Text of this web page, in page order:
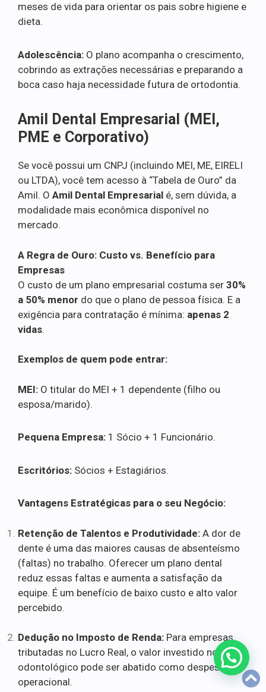
meses de vida para orientar os pais sobre higiene e
dieta.
Adolescência: O plano acompanha o crescimento,
cobrindo as extrações necessárias e preparando a
boca caso haja necessidade futura de ortodontia.
Amil Dental Empresarial (MEI,
PME e Corporativo)
Se você possui um CNPJ (incluindo MEI, ME, EIRELI
ou LTDA), você tem acesso à “Tabela de Ouro” da
Amil. O Amil Dental Empresarial é, sem dúvida, a
modalidade mais econômica disponível no
mercado.
A Regra de Ouro: Custo vs. Benefício para
Empresas
O custo de um plano empresarial costuma ser 30%
a 50% menor do que o plano de pessoa física. E a
exigência para contratação é mínima: apenas 2
vidas.
Exemplos de quem pode entrar:
MEI: O titular do MEI + 1 dependente (filho ou
esposa/marido).
Pequena Empresa: 1 Sócio + 1 Funcionário.
Escritórios: Sócios + Estagiários.
Vantagens Estratégicas para o seu Negócio:
Retenção de Talentos e Produtividade: A dor de
dente é uma das maiores causas de absenteísmo
(faltas) no trabalho. Oferecer um plano dental
reduz essas faltas e aumenta a satisfação da
equipe. É um benefício de baixo custo e alto valor
percebido.
Dedução no Imposto de Renda: Para empresas
tributadas no Lucro Real, o valor investido no plano
odontológico pode ser abatido como despesa
operacional.